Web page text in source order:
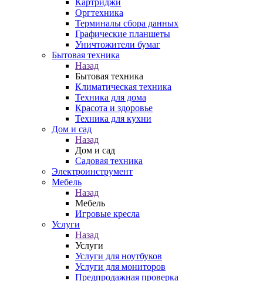
Картриджи
Оргтехника
Терминалы сбора данных
Графические планшеты
Уничтожители бумаг
Бытовая техника
Назад
Бытовая техника
Климатическая техника
Техника для дома
Красота и здоровье
Техника для кухни
Дом и сад
Назад
Дом и сад
Садовая техника
Электроинструмент
Мебель
Назад
Мебель
Игровые кресла
Услуги
Назад
Услуги
Услуги для ноутбуков
Услуги для мониторов
Предпродажная проверка